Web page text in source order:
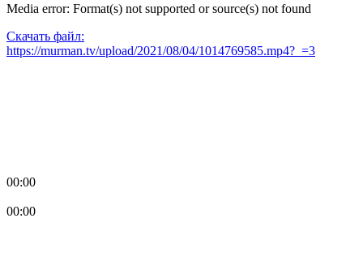
Media error: Format(s) not supported or source(s) not found
Скачать файл:
https://murman.tv/upload/2021/08/04/1014769585.mp4?_=3
00:00
00:00